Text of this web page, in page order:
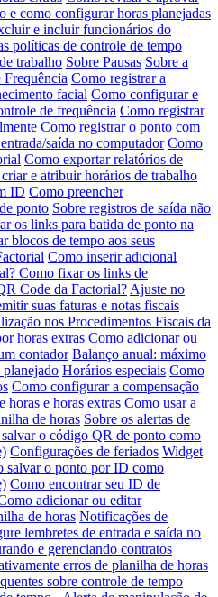
e como configurar horas planejadas
e incluir funcionários do
políticas de controle de tempo
trabalho Sobre Pausas Sobre a
Como registrar a
facial Como configurar e
de frequência Como registrar
Como registrar o ponto com
saída no computador Como
Como exportar relatórios de
e atribuir horários de trabalho
ID Como preencher
ponto Sobre registros de saída não
os links para batida de ponto na
blocos de tempo aos seus
Como inserir adicional
Como fixar os links de
Code da Factorial? Ajuste no
suas faturas e notas fiscais
nos Procedimentos Fiscais da
horas extras Como adicionar ou
contador Balanço anual: máximo
planejado Horários especiais Como
Como configurar a compensação
horas e horas extras Como usar a
de horas Sobre os alertas de
o código QR de ponto como
Configurações de feriados Widget
salvar o ponto por ID como
Como encontrar seu ID de
adicionar ou editar
de horas Notificações de
lembretes de entrada e saída no
e gerenciando contratos
erros de planilha de horas
sobre controle de tempo